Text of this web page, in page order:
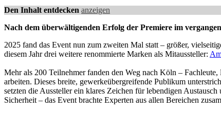
Den Inhalt entdecken anzeigen
Nach dem überwältigenden Erfolg der Premiere im
2025 fand das Event nun zum zweiten Mal statt – größer,
diesem Jahr drei weitere renommierte Marken als Mitaussteller:
Mehr als 200 Teilnehmer fanden den Weg nach Köln –
arbeiten. Dieses breite, gewerkeübergreifende Publikum
setzten die Aussteller ein klares Zeichen für lebendigen
Sicherheit – das Event brachte Experten aus allen Bereichen